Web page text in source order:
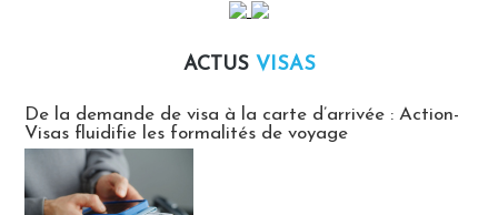
ACTUS VISAS
De la demande de visa à la carte d’arrivée : Action-
Visas fluidifie les formalités de voyage